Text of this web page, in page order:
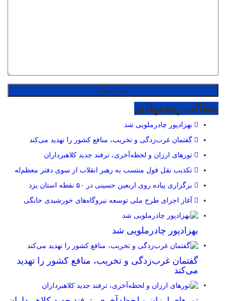
مطالب پیشنهادی
بهزادپور چادرملویی شد
گفتمان غرب‌زدگی و تخریب، منافع کشور را تهدید می‌کند
تورهای ارزان و لحظه‌آخری، ترفند جدید کلاهبرداران
تکذیب نقل قول منتسب به رهبر انقلاب از سوی دفتر معظم‌له
برگزاری پیاده روی اربعین حسینی در ۵۰ نقطه استان یزد
آغاز اجرای طرح ملی توسعه نیروگاه‌های خورشیدی خانگی
بهزادپور چادرملویی شد
گفتمان غرب‌زدگی و تخریب، منافع کشور را تهدید
می‌کند